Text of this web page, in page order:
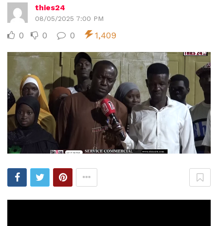
thies24
08/05/2025 7:00 PM
0 0 0 1,409